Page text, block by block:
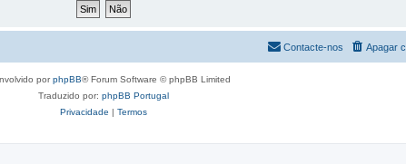
Apagar
Contacte-nos
porphpBB® Forum Software © phpBB Limited
Traduzido por: phpBB Portugal
Privacidade | Termos